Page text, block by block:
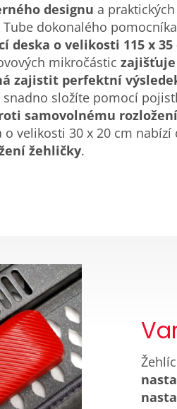
designu a
Tube dokonalého
deska o velikosti 115 x 35
mikročástic
zajistit perfektní
složíte pomocí
samovolnému rozložení
velikosti 30 x 20 cm nabízí
žehličky.